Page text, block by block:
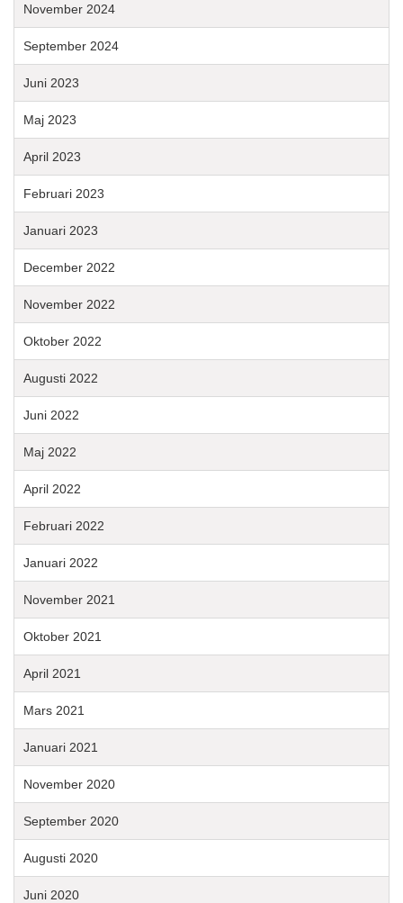
November 2024
September 2024
Juni 2023
Maj 2023
April 2023
Februari 2023
Januari 2023
December 2022
November 2022
Oktober 2022
Augusti 2022
Juni 2022
Maj 2022
April 2022
Februari 2022
Januari 2022
November 2021
Oktober 2021
April 2021
Mars 2021
Januari 2021
November 2020
September 2020
Augusti 2020
Juni 2020